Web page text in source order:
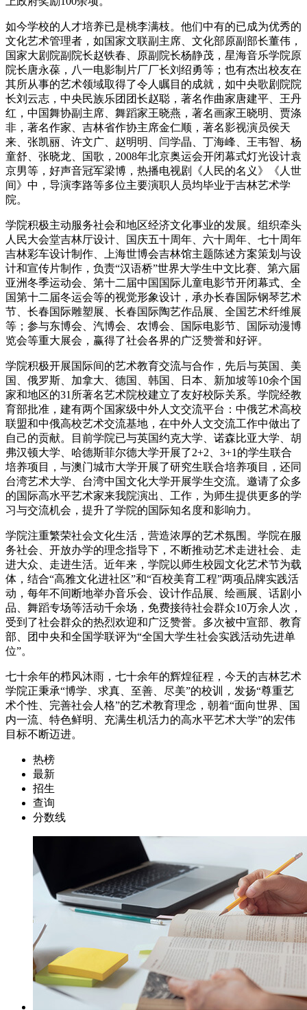
如今学校的人才培养已是桃李满枝。他们中有的已成为优秀的
文化艺术管理者，如国家文联副主席、文化部原副部长董伟，
国家大剧院副院长赵铁春、原副院长杨静茂，星海音乐学院原
院长唐永葆，八一电影制片厂厂长刘绍勇等；也有杰出校友在
其所从事的艺术领域取得了令人瞩目的成就，如中央歌剧院院
长刘云志，中央民族乐团团长赵聪，著名作曲家唐建平、王丹
红，中国舞协副主席、舞蹈家王晓燕，著名画家王晓明、贾涤
非，著名作家、吉林省作协主席金仁顺，著名影视演员侯天
来、张凯丽、许文广、赵明明、闫学晶、丁海峰、王韦智、杨
童舒、张晓龙、国歌，2008年北京奥运会开闭幕式灯光设计袁
京男等，好声音冠军梁博，热播电视剧《人民的名义》《人世
间》中，导演李路等多位主要演职人员均毕业于吉林艺术学
院。
学院积极主动服务社会和地区经济文化事业的发展。组织牵头
人民大会堂吉林厅设计、国庆五十周年、六十周年、七十周年
吉林彩车设计制作、上海世博会吉林馆主题陈述方案策划与设
计和宣传片制作，负责“汉语桥”世界大学生中文比赛、第六届
亚洲冬季运动会、第十二届中国国际儿童电影节开闭幕式、全
国第十二届冬运会等的视觉形象设计，承办长春国际钢琴艺术
节、长春国际雕塑展、长春国际陶艺作品展、全国艺术纤维展
等；参与东博会、汽博会、农博会、国际电影节、国际动漫博
览会等重大展会，赢得了社会各界的广泛赞誉和好评。
学院积极开展国际间的艺术教育交流与合作，先后与英国、美
国、俄罗斯、加拿大、德国、韩国、日本、新加坡等10余个国
家和地区的31所著名艺术院校建立了友好校际关系。学院经教
育部批准，建有两个国家级中外人文交流平台：中俄艺术高校
联盟和中俄高校艺术交流基地，在中外人文交流工作中做出了
自己的贡献。目前学院已与英国约克大学、诺森比亚大学、胡
弗汉顿大学、哈德斯菲尔德大学开展了2+2、3+1的学生联合
培养项目，与澳门城市大学开展了研究生联合培养项目，还同
台湾艺术大学、台湾中国文化大学开展学生交流。邀请了众多
的国际高水平艺术家来我院演出、工作，为师生提供更多的学
习与交流机会，提升了学院的国际知名度和影响力。
学院注重繁荣社会文化生活，营造浓厚的艺术氛围。学院在服
务社会、开放办学的理念指导下，不断推动艺术走进社会、走
进大众、走进生活。近年来，学院以师生校园文化艺术节为载
体，结合“高雅文化进社区”和“百校美育工程”两项品牌实践活
动，每年不间断地举办音乐会、设计作品展、绘画展、话剧小
品、舞蹈专场等活动千余场，免费接待社会群众10万余人次，
受到了社会群众的热烈欢迎和广泛赞誉。多次被中宣部、教育
部、团中央和全国学联评为“全国大学生社会实践活动先进单
位”。
七十余年的栉风沐雨，七十余年的辉煌征程，今天的吉林艺术
学院正秉承“博学、求真、至善、尽美”的校训，发扬“尊重艺
术个性、完善社会人格”的艺术教育理念，朝着“面向世界、国
内一流、特色鲜明、充满生机活力的高水平艺术大学”的宏伟
目标不断迈进。
热榜
最新
招生
查询
分数线